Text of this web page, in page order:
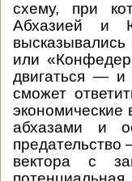
схему, при
Абхазией и
или
двигаться — и
сможет
абхазами и
предательство
вектора с